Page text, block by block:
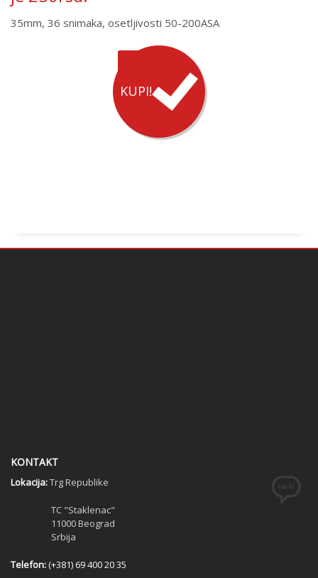
35mm, 36 snimaka, osetljivosti 50-200ASA
KUPI!
KONTAKT
Lokacija:Trg Republike
TC "Staklenac"
11000 Beograd
Srbija
Telefon:(+381) 69 400 20 35